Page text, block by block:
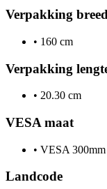
Verpakking
• 160 cm
Verpakking
• 20.30 cm
VESA maat
• VESA
Landcode